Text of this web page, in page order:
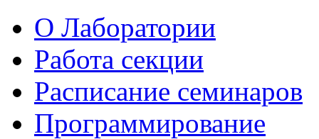
О Лаборатории
Работа секции
Расписание семинаров
Программирование